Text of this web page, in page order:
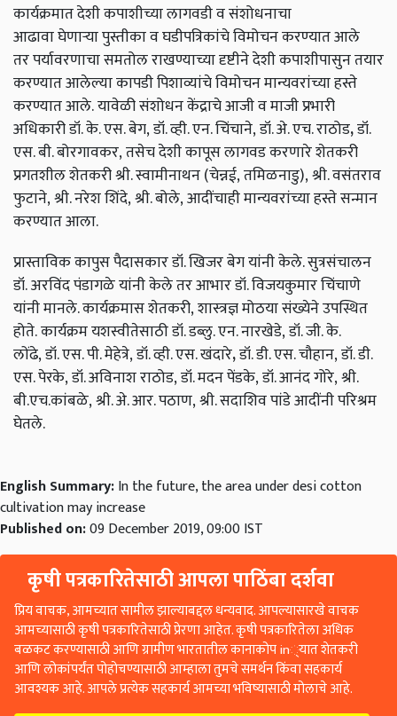
कार्यक्रमातदेशीकपाशीच्या लागवडीवसंशोधनाचा
आढावाघेणाऱ्यापुस्तीका व घडीपत्रिकांचेविमोचन करण्‍यात आले
तरपर्यावरणाचा समतोल राखण्याच्या दृष्टीने देशीकपाशीपासुन तयार
करण्यात आलेल्या कापडी पिशाव्यांचे विमोचन मान्यवरांच्या हस्ते
करण्यात आले.यावेळीसंशोधन केंद्राचे आजी व माजी प्रभारी
अधिकारी डॉ. के. एस. बेग,डॉ. व्ही. एन. चिंचाने,डॉ. अे. एच. राठोड,डॉ.
एस. बी. बोरगावकर,तसेच देशीकापूस लागवड करणारेशेतकरी
प्रगतशीलशेतकरी श्री. स्वामीनाथन (चेन्नई,तमिळनाडु),श्री. वसंतराव
फुटाने,श्री. नरेश शिंदे,श्री. बोले,आदींचाही मान्यवरांच्या हस्ते सन्मान
करण्यात आला.
प्रास्ताविक कापुस पैदासकारडॉ. खिजर बेग यांनी केले. सुत्रसंचालन
डॉ.अरविंद पंडागळे यांनीकेलेतर आभार डॉ. विजयकुमार चिंचाणे
यांनीमानले. कार्यक्रमासशेतकरी,शास्त्रज्ञ मोठया संख्येने उपस्थित
होते.कार्यक्रम यशस्वीतेसाठी डॉ. डब्लु. एन. नारखेडे,डॉ. जी. के.
लोंढे,डॉ. एस. पी. मेहेत्रे,डॉ. व्ही. एस. खंदारे,डॉ. डी. एस. चौहान,डॉ. डी.
एस. पेरके,डॉ. अविनाशराठोड,डॉ. मदन पेंडके,डॉ. आनंद गोरे,श्री.
बी.एच.कांबळे,श्री. अे. आर. पठाण,श्री. सदाशिवपांडेआदींनीपरिश्रम
घेतले.
English Summary:In the future, the area under desi cotton
cultivation may increase
Published on:09 December 2019, 09:00 IST
कृषी पत्रकारितेसाठी आपला पाठिंबा दर्शवा
प्रिय वाचक, आमच्यात सामील झाल्याबद्दल धन्यवाद. आपल्यासारखे वाचक
आमच्यासाठी कृषी पत्रकारितेसाठी प्रेरणा आहेत. कृषी पत्रकारितेला अधिक
बळकट करण्यासाठी आणि ग्रामीण भारतातील कानाकोप in्यात शेतकरी
आणि लोकांपर्यंत पोहोचण्यासाठी आम्हाला तुमचे समर्थन किंवा सहकार्य
आवश्यक आहे. आपले प्रत्येक सहकार्य आमच्या भविष्यासाठी मोलाचे आहे.